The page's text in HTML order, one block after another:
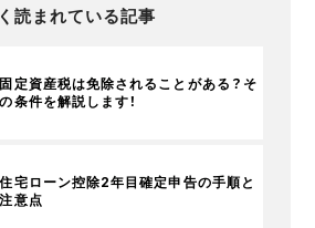
読まれている記事
固定資産税は免除されることがある？そ
の条件を解説します！
住宅ローン控除2年目確定申告の手順と
注意点